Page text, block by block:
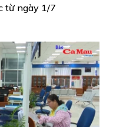
từ ngày 1/7